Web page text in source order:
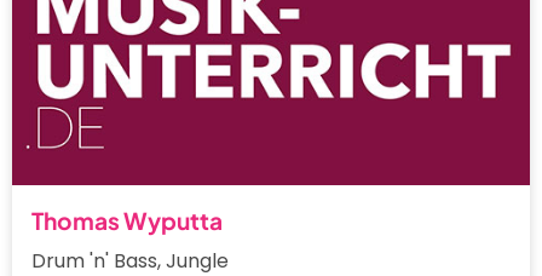
Thomas Wyputta
Drum 'n' Bass, Jungle